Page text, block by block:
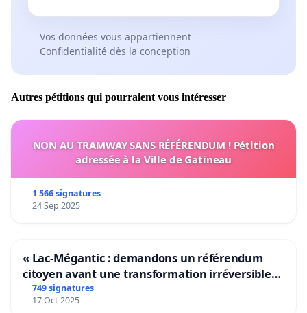
Vos données vous appartiennent
Confidentialité dès la conception
Autres pétitions qui pourraient vous intéresser
NON AU TRAMWAY SANS RÉFÉRENDUM ! Pétition
adressée à la Ville de Gatineau
1 566 signatures
24 Sep 2025
« Lac-Mégantic : demandons un référendum
citoyen avant une transformation irréversible
de notre territoire »
749 signatures
17 Oct 2025